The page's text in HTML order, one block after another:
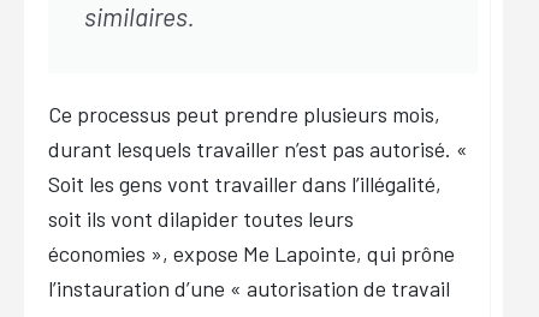
similaires.
Ce processus peut prendre plusieurs mois,
durant lesquels travailler n’est pas autorisé. «
Soit les gens vont travailler dans l’illégalité,
soit ils vont dilapider toutes leurs
économies », expose Me Lapointe, qui prône
l’instauration d’une « autorisation de travail